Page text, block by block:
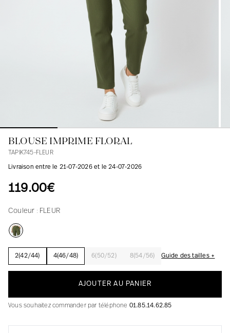
Blazers, Vestes
Pulls
Blazers, Vestes
Manteaux
Accessoires
En ligne avec les courbes des femmes
La création avec audace et passion
BLOUSE IMPRIME FLORAL
TAPIK745-FLEUR
Livraison entre le 21-07-2026 et le 24-07-2026
119.00€
Couleur : FLEUR
2(42/44) 4(46/48) 6(50/52) 8(54/56) Guide des tailles +
AJOUTER AU PANIER
Vous souhaitez commander par téléphone 01.85.14.62.85